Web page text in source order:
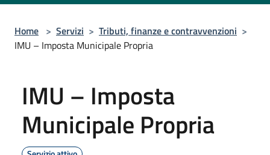
Home > Servizi > Tributi, finanze e contravvenzioni >
IMU – Imposta Municipale Propria
IMU – Imposta
Municipale Propria